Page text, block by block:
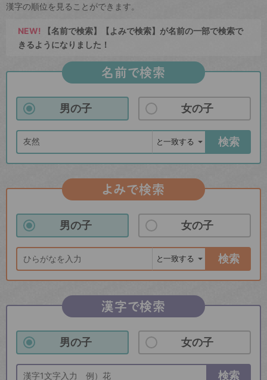
漢字の順位を見ることができます。
NEW! 【名前で検索】【よみで検索】が名前の一部で検索で
きるようになりました！
名前で検索
男の子 女の子
検索
よみで検索
男の子 女の子
検索
漢字で検索
男の子 女の子
検索